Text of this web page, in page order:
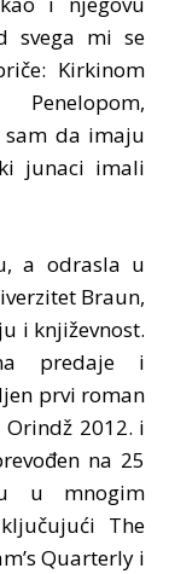
svega mi se
Kirkinom
da imaju
junaci imali
a odrasla u
Braun,
i književnost.
predaje i
prvi roman
Orindž 2012. i
na 25
u mnogim
The
Quarterly i